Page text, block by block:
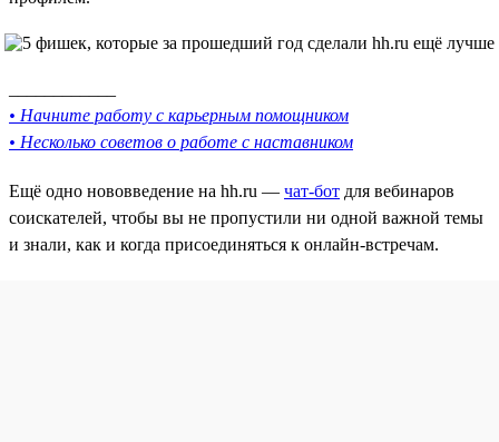
• Начните работу с карьерным помощником
• Несколько советов о работе с наставником
Ещё одно нововведение на hh.ru — чат-бот для вебинаров
соискателей, чтобы вы не пропустили ни одной важной темы
и знали, как и когда присоединяться к онлайн-встречам.